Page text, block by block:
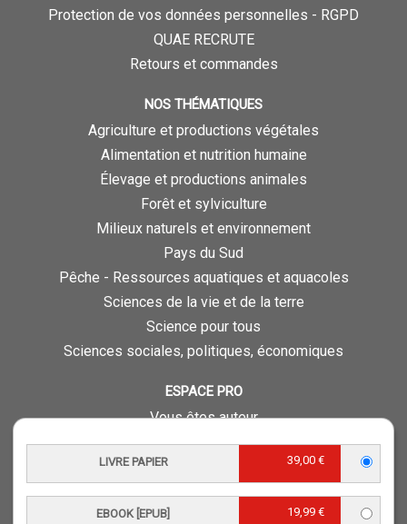
LIVRE PAPIER 39,00 €
EBOOK [EPUB] 19,99 €
Protection de vos données personnelles - RGPD
QUAE RECRUTE
Retours et commandes
NOS THÉMATIQUES
Agriculture et productions végétales
Alimentation et nutrition humaine
Élevage et productions animales
Forêt et sylviculture
Milieux naturels et environnement
Pays du Sud
Pêche - Ressources aquatiques et aquacoles
Sciences de la vie et de la terre
Science pour tous
Sciences sociales, politiques, économiques
ESPACE PRO
Vous êtes auteur
Vous êtes journaliste
Vous êtes libraire
Foreign rights